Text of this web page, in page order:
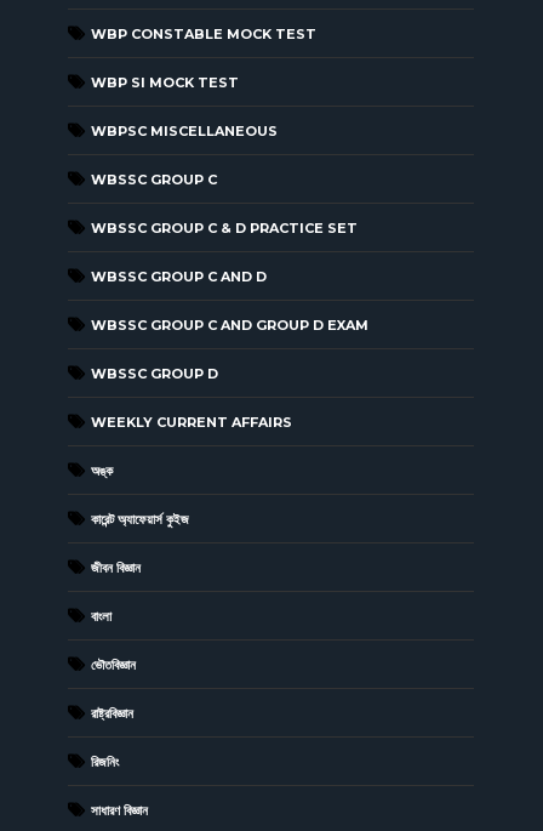
WBP CONSTABLE MOCK TEST
WBP SI MOCK TEST
WBPSC MISCELLANEOUS
WBSSC GROUP C
WBSSC GROUP C & D PRACTICE SET
WBSSC GROUP C AND D
WBSSC GROUP C AND GROUP D EXAM
WBSSC GROUP D
WEEKLY CURRENT AFFAIRS
অঙ্ক
কারেন্ট অ্যাফেয়ার্স কুইজ
জীবন বিজ্ঞান
বাংলা
ভৌতবিজ্ঞান
রাষ্ট্রবিজ্ঞান
রিজনিং
সাধারণ বিজ্ঞান